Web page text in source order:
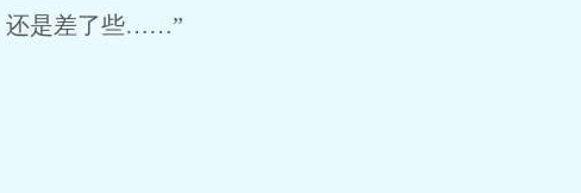
还是差了些……”